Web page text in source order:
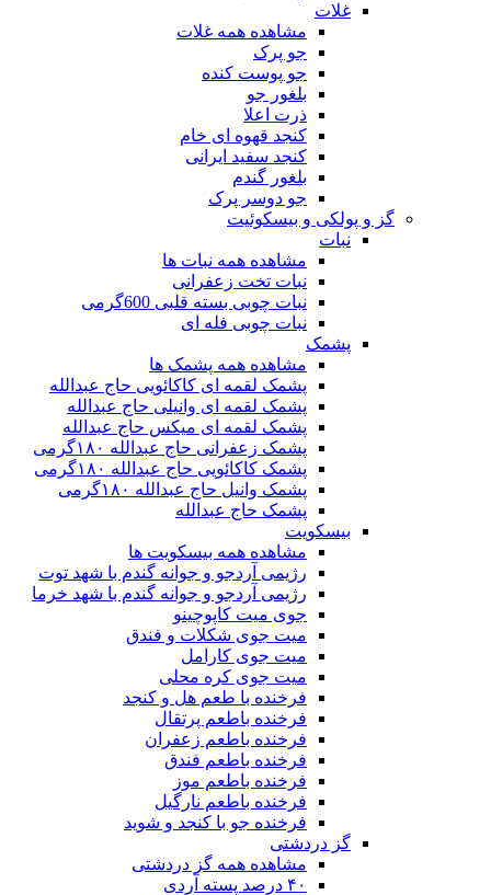
غلات
مشاهده همه غلات
جو پرک
جو پوست کنده
بلغور جو
ذرت اعلا
کنجد قهوه ای خام
کنجد سفید ایرانی
بلغور گندم
جو دوسر پرک
گز و پولکی و بیسکوئیت
نبات
مشاهده همه نبات ها
نبات تخت زعفرانی
نبات چوبی بسته قلبی 600گرمی
نبات چوبی فله ای
پشمک
مشاهده همه پشمک ها
پشمک لقمه ای کاکائویی حاج عبدالله
پشمک لقمه ای وانیلی حاج عبدالله
پشمک لقمه ای میکس حاج عبدالله
پشمک زعفرانی حاج عبدالله ۱۸۰گرمی
پشمک کاکائویی حاج عبدالله ۱۸۰گرمی
پشمک وانیل حاج عبدالله ۱۸۰گرمی
پشمک حاج عبدالله
بیسکویت
مشاهده همه بیسکویت ها
رژیمی آردجو و جوانه گندم با شهد توت
رژیمی آردجو و جوانه گندم با شهد خرما
جوی میت کاپوچینو
میت جوی شکلات و فندق
میت جوی کارامل
میت جوی کره محلی
فرخنده با طعم هل و کنجد
فرخنده باطعم پرتقال
فرخنده باطعم زعفران
فرخنده باطعم فندق
فرخنده باطعم موز
فرخنده باطعم نارگیل
فرخنده جو با کنجد و شوید
گز دردشتی
مشاهده همه گز دردشتی
۴۰ درصد پسته آردی